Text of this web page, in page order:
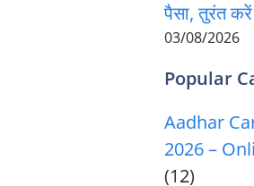
पैसा, तुरंत
03/08/2026
Popular
Aadhar
2026 –
(12)